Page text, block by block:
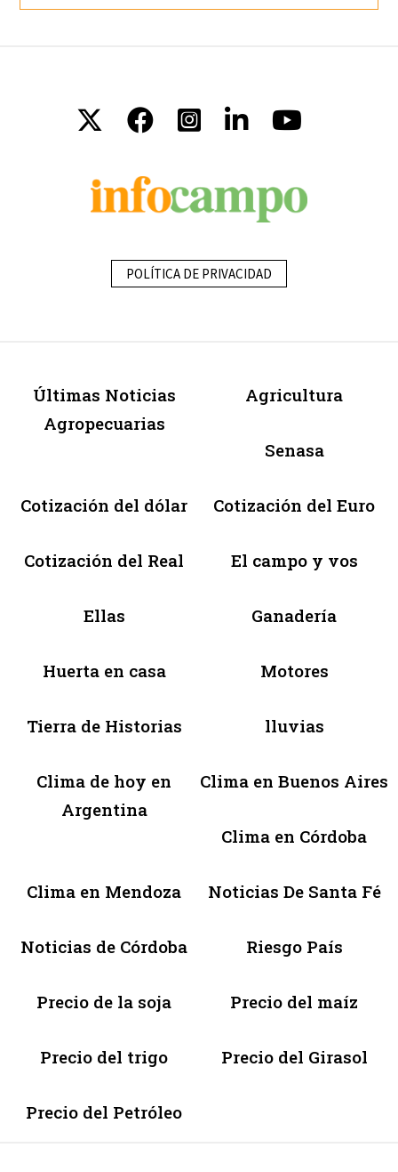
POLÍTICA DE PRIVACIDAD
Últimas Noticias
Agropecuarias
Agricultura
Senasa
Cotización del dólar Cotización del Euro
Cotización del Real El campo y vos
Ellas Ganadería
Huerta en casa Motores
Tierra de Historias lluvias
Clima de hoy en
Argentina
Clima en Buenos Aires
Clima en Córdoba
Clima en Mendoza Noticias De Santa Fé
Noticias de Córdoba Riesgo País
Precio de la soja Precio del maíz
Precio del trigo Precio del Girasol
Precio del Petróleo